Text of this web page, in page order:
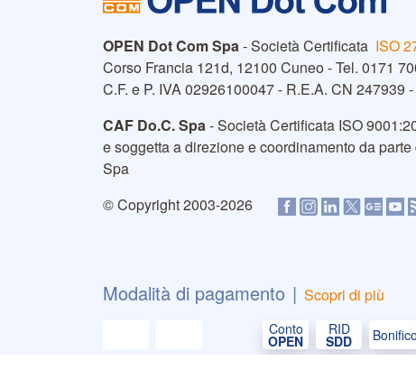
OPEN Dot Com Spa-Società Certificata ISO
Corso Francia 121d, 12100 Cuneo - Tel. 0171
C.F. e P. IVA 02926100047 - R.E.A. CN 247939
CAF Do.C. Spa-Società Certificata ISO
e soggetta a direzione e coordinamento da
Spa
© Copyright 2003-2026
Modalità di pagamento | Scopri di più
Conto
OPEN
RID
SDD Bonifico